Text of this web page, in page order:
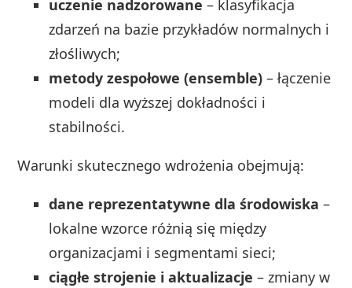
uczenie nadzorowane – klasyfikacja
zdarzeń na bazie przykładów normalnych i
złośliwych;
metody zespołowe (ensemble) – łączenie
modeli dla wyższej dokładności i
stabilności.
Warunki skutecznego wdrożenia obejmują:
dane reprezentatywne dla środowiska –
lokalne wzorce różnią się między
organizacjami i segmentami sieci;
ciągłe strojenie i aktualizacje – zmiany w